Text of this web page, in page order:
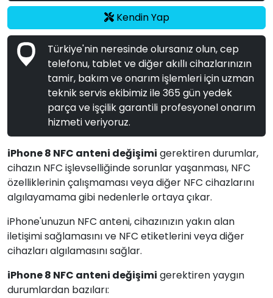
Kendin Yap
Türkiye'nin neresinde olursanız olun, cep
telefonu, tablet ve diğer akıllı cihazlarınızın
tamir, bakım ve onarım işlemleri için uzman
teknik servis ekibimiz ile 365 gün yedek
parça ve işçilik garantili profesyonel onarım
hizmeti veriyoruz.
iPhone 8 NFC anteni değişimi gerektiren durumlar,
cihazın NFC işlevselliğinde sorunlar yaşanması, NFC
özelliklerinin çalışmaması veya diğer NFC cihazlarını
algılayamama gibi nedenlerle ortaya çıkar.
iPhone'unuzun NFC anteni, cihazınızın yakın alan
iletişimi sağlamasını ve NFC etiketlerini veya diğer
cihazları algılamasını sağlar.
iPhone 8 NFC anteni değişimi gerektiren yaygın
durumlardan bazıları: